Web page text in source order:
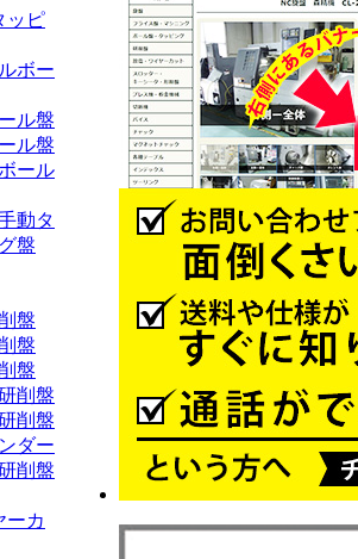
ッピ
ボー
ル盤
ル盤
ール
動タ
盤
盤
盤
盤
削盤
削盤
ダー
削盤
ーカ